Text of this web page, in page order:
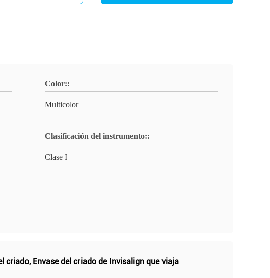
Color::
Multicolor
Clasificación del instrumento::
Clase I
criado, Envase del criado de Invisalign que viaja